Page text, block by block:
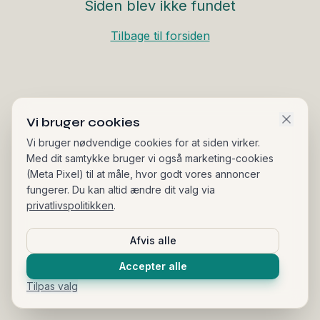
Vi bruger cookies
Vi bruger nødvendige cookies for at siden virker.
Med dit samtykke bruger vi også marketing-cookies
(Meta Pixel) til at måle, hvor godt vores annoncer
fungerer. Du kan altid ændre dit valg via
privatlivspolitikken.
Tilpas valg
Afvis alle
Accepter alle
Siden blev ikke fundet
Tilbage til forsiden